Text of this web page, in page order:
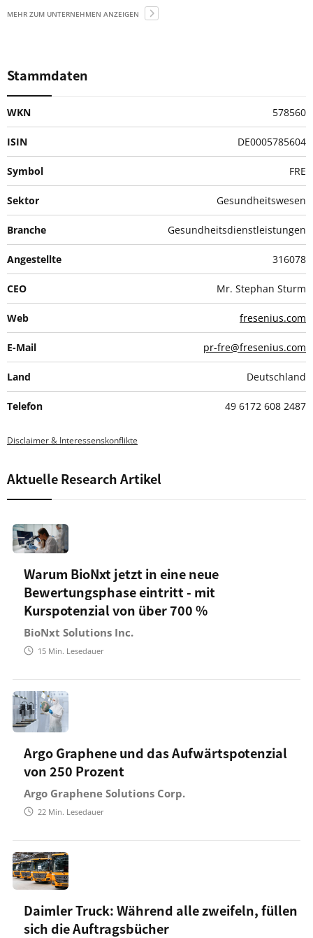
MEHR ZUM UNTERNEHMEN ANZEIGEN
Stammdaten
WKN 578560
ISIN DE0005785604
Symbol FRE
Sektor Gesundheitswesen
Branche Gesundheitsdienstleistungen
Angestellte 316078
CEO Mr. Stephan Sturm
Web fresenius.com
E-Mail pr-fre@fresenius.com
Land Deutschland
Telefon 49 6172 608 2487
Disclaimer & Interessenskonflikte
Aktuelle Research Artikel
Warum BioNxt jetzt in eine neue
Bewertungsphase eintritt - mit
Kurspotenzial von über 700 %
BioNxt Solutions Inc.
15 Min. Lesedauer
Argo Graphene und das Aufwärtspotenzial
von 250 Prozent
Argo Graphene Solutions Corp.
22 Min. Lesedauer
Daimler Truck: Während alle zweifeln, füllen
sich die Auftragsbücher